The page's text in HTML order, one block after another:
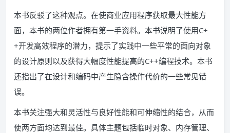
本书反驳了这种观点。在使商业应用程序获取最大性能方
面，本书的两位作者拥有第一手资料。本书说明了使用C+
+开发高效程序的潜力，提示了实践中一些平常的面向对象
的设计原则以及获得大幅度性能提高的C++编程技术。本书
还指出了在设计和编码中产生隐含操作代价的一些常见错
误。
本书关注强大和灵活性与良好性能和可伸缩性的结合，从而
使两方面均达到最佳。具体主题包括临时对象、内存管理、